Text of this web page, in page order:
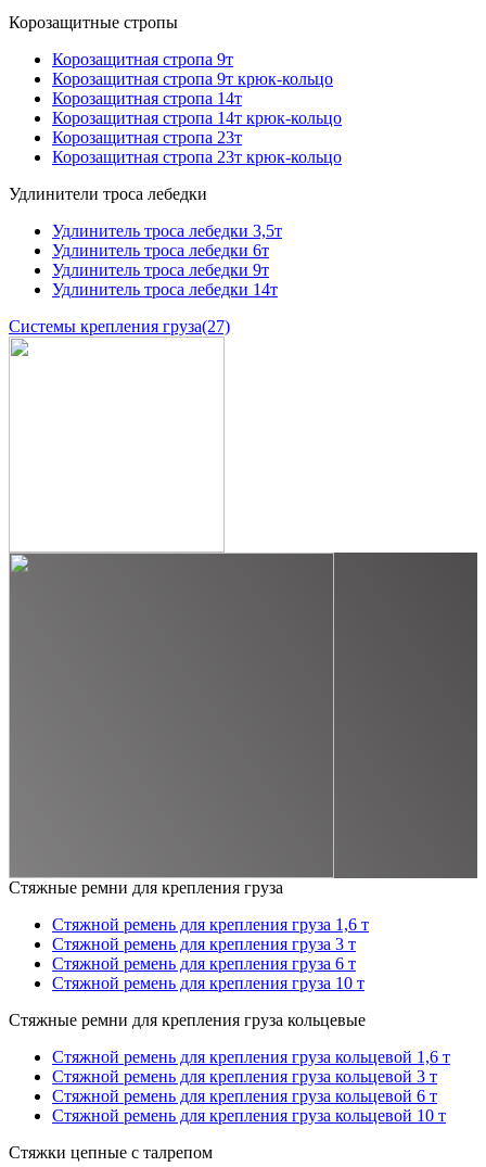
Корозащитные стропы
Корозащитная стропа 9т
Корозащитная стропа 9т крюк-кольцо
Корозащитная стропа 14т
Корозащитная стропа 14т крюк-кольцо
Корозащитная стропа 23т
Корозащитная стропа 23т крюк-кольцо
Удлинители троса лебедки
Удлинитель троса лебедки 3,5т
Удлинитель троса лебедки 6т
Удлинитель троса лебедки 9т
Удлинитель троса лебедки 14т
Системы крепления груза(27)
Стяжные ремни для крепления груза
Стяжной ремень для крепления груза 1,6 т
Стяжной ремень для крепления груза 3 т
Стяжной ремень для крепления груза 6 т
Стяжной ремень для крепления груза 10 т
Стяжные ремни для крепления груза кольцевые
Стяжной ремень для крепления груза кольцевой 1,6 т
Стяжной ремень для крепления груза кольцевой 3 т
Стяжной ремень для крепления груза кольцевой 6 т
Стяжной ремень для крепления груза кольцевой 10 т
Стяжки цепные с талрепом